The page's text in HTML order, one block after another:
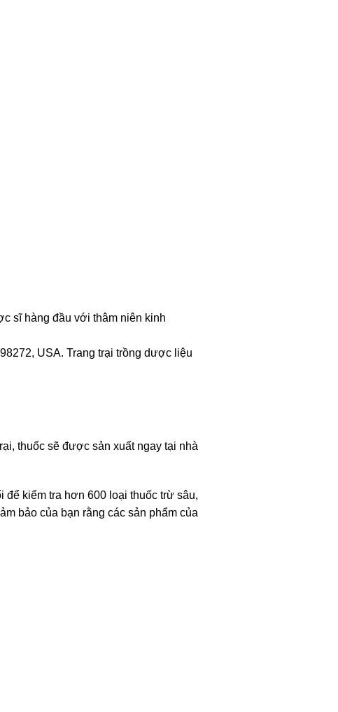
sĩ hàng đầu với thâm niên kinh
USA. Trang trại trồng dược liệu
thuốc sẽ được sản xuất ngay tại nhà
để kiểm tra hơn 600 loại thuốc trừ sâu,
bảo của bạn rằng các sản phẩm của